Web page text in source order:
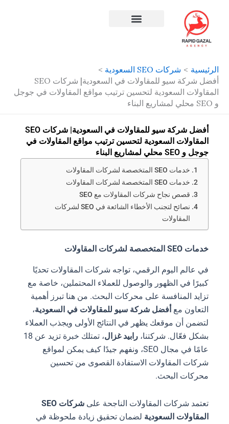
الرئيسية
شركات SEO السعودية
أفضل شركة سيو للمقاولات في السعودية| شركات SEO
المقاولات السعودية لتحسين ترتيب مواقع المقاولات في جوجل
و SEO محلي لمشاريع البناء
أفضل شركة سيو للمقاولات في السعودية| شركات SEO
المقاولات السعودية لتحسين ترتيب مواقع المقاولات في
جوجل و SEO محلي لمشاريع البناء
خدمات SEO المتخصصة لشركات المقاولات
خدمات SEO المتخصصة لشركات المقاولات
قصص نجاح شركات المقاولات مع SEO
نصائح لتجنب الأخطاء الشائعة في SEO لشركات
المقاولات
خدمات SEO المتخصصة لشركات المقاولات
في عالم اليوم الرقمي، تواجه شركات المقاولات تحديًا
كبيرًا في الظهور والوصول للعملاء المحتملين، خاصة مع
تزايد المنافسة على محركات البحث. من هنا تبرز أهمية
التعاون معأفضل شركة سيو للمقاولات في السعودية،
لتضمن أن موقعك يظهر في النتائج الأولى ويجذب العملاء
بشكل فعّال. شركتنا،رابيد غزال
، تمتلك خبرة تزيد عن 18
عامًا في مجال SEO، ونفهم جيدًا كيف يمكن لمواقع
شركات المقاولات الاستفادة القصوى من تحسين
محركات البحث.
تعتمد شركات المقاولات الناجحة على
شركات SEO
المقاولات السعوديةلضمان تحقيق زيادة ملحوظة في